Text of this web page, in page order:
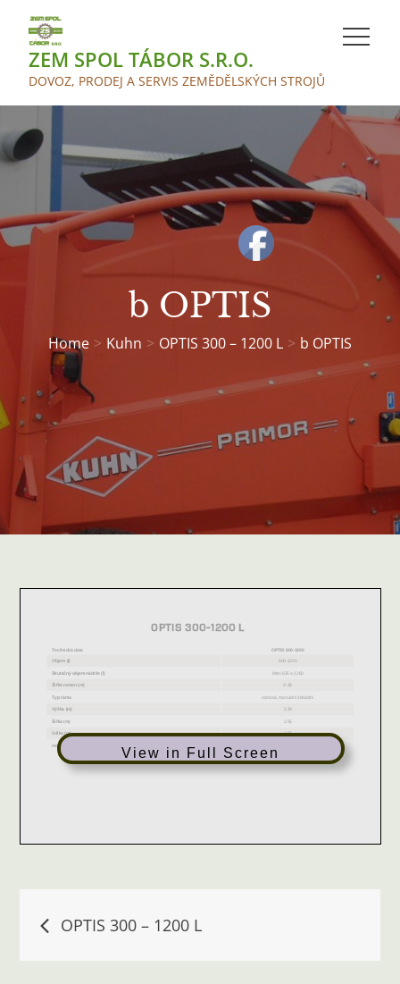
contentZEM SPOL TÁBOR S.R.O.
DOVOZ, PRODEJ A SERVIS ZEMĚDĚLSKÝCH STROJŮ
b OPTIS
Home Kuhn OPTIS 300 – 1200 L b OPTIS
View in Full Screen
Navigace
OPTIS 300 – 1200 L